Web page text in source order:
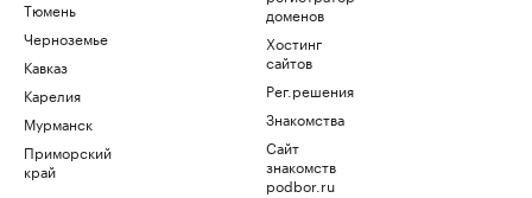
Тюмень
Черноземье
Кавказ
Карелия
Мурманск
Приморский
край
доменов
Хостинг
сайтов
Рег.решения
Знакомства
Сайт
знакомств
podbor.ru